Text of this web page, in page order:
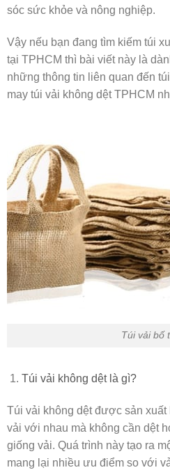
sóc sức khỏe và nông nghiệp.
Vậy nếu bạn đang tìm kiếm túi
tại TPHCM thì bài viết này là
những thông tin liên quan đến
may túi vải không dệt TPHCM
Túi vải bố
Túi vải không dệt là gì?
Túi vải không dệt được sản
vải với nhau mà không cần dệt
giống vải. Quá trình này tạo ra
mang lại nhiều ưu điểm so với